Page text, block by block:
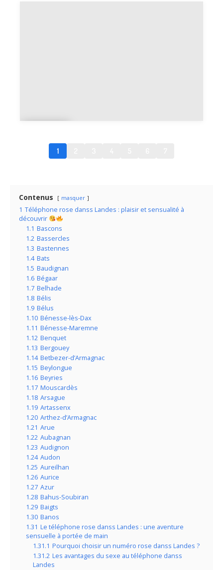
1
Contenus masquer
1 Téléphone rose danss Landes : plaisir et sensualité à
découvrir
1.1 Bascons
1.2 Bassercles
1.3 Bastennes
1.4 Bats
1.5 Baudignan
1.6 Bégaar
1.7 Belhade
1.8 Bélis
1.9 Bélus
1.10 Bénesse-lès-Dax
1.11 Bénesse-Maremne
1.12 Benquet
1.13 Bergouey
1.14 Betbezer-d’Armagnac
1.15 Beylongue
1.16 Beyries
1.17 Mouscardès
1.18 Arsague
1.19 Artassenx
1.20 Arthez-d’Armagnac
1.21 Arue
1.22 Aubagnan
1.23 Audignon
1.24 Audon
1.25 Aureilhan
1.26 Aurice
1.27 Azur
1.28 Bahus-Soubiran
1.29 Baigts
1.30 Banos
1.31 Le téléphone rose danss Landes : une aventure
sensuelle à portée de main
1.31.1 Pourquoi choisir un numéro rose danss Landes ?
1.31.2 Les avantages du sexe au téléphone danss
Landes